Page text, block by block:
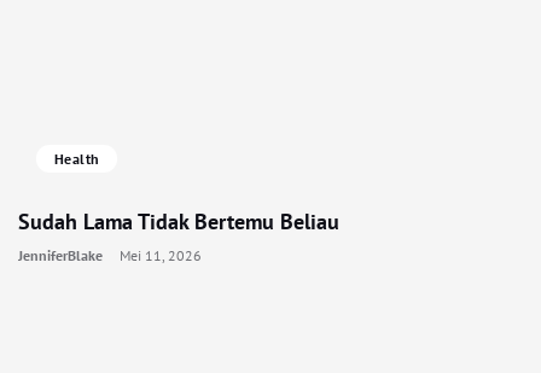
Health
Sudah Lama Tidak Bertemu Beliau
JenniferBlake Mei 11, 2026